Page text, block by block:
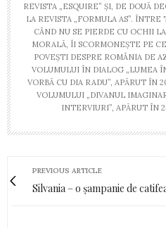
REVISTA „ESQUIRE” ȘI, DE DOUĂ
LA REVISTA „FORMULA AS”.
CÂND NU SE PIERDE CU OCHII
MORALĂ, ÎI SCORMONEȘTE PE
POVEȘTI DESPRE ROMÂNIA DE
VOLUMULUI ÎN DIALOG „LUMEA
VORBĂ CU DIA RADU”, APĂRUT ÎN
VOLUMULUI „DIVANUL
INTERVIURI”, APĂRUT ÎN
PREVIOUS ARTICLE
Silvania – o șampanie de